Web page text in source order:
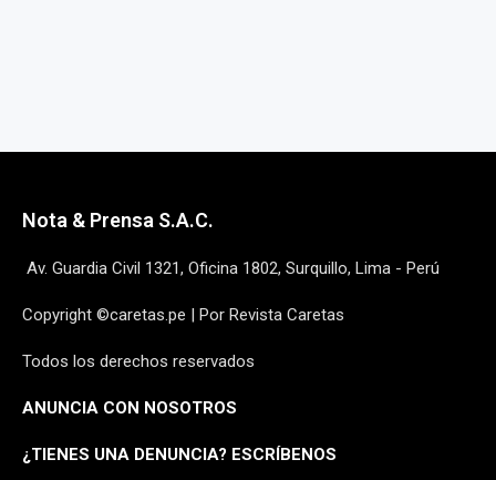
Nota & Prensa S.A.C.
Av. Guardia Civil 1321, Oficina 1802, Surquillo, Lima - Perú
Copyright ©caretas.pe | Por Revista Caretas
Todos los derechos reservados
ANUNCIA CON NOSOTROS
¿TIENES UNA DENUNCIA? ESCRÍBENOS